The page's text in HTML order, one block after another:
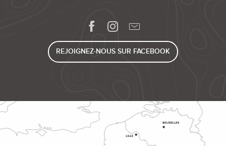
REJOIGNEZ-NOUS SUR FACEBOOK